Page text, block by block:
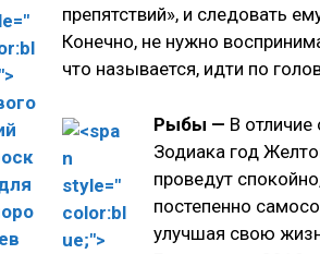
препятствий», и следовать
Конечно, не нужно
что называется, идти по
Рыбы — В отличие
Зодиака год
проведут
постепенно
улучшая свою